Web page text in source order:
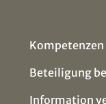
Kompetenzen
Beteiligung
Information